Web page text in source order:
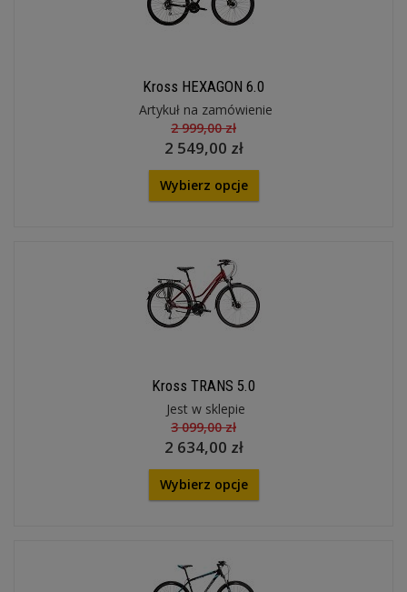
Kross HEXAGON 6.0
Artykuł na zamówienie
2 999,00 zł
2 549,00 zł
Wybierz opcje
Kross TRANS 5.0
Jest w sklepie
3 099,00 zł
2 634,00 zł
Wybierz opcje